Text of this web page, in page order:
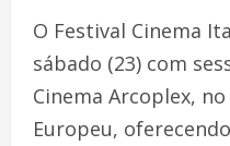
O Festival Cinema
sábado (23) com
Cinema Arcoplex,
Europeu,